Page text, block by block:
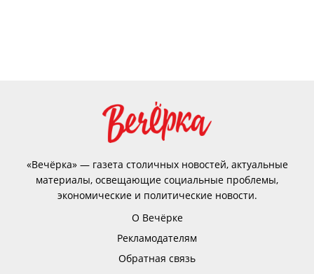
«Вечёрка» — газета столичных новостей, актуальные
материалы, освещающие социальные проблемы,
экономические и политические новости.
О Вечёрке
Рекламодателям
Обратная связь